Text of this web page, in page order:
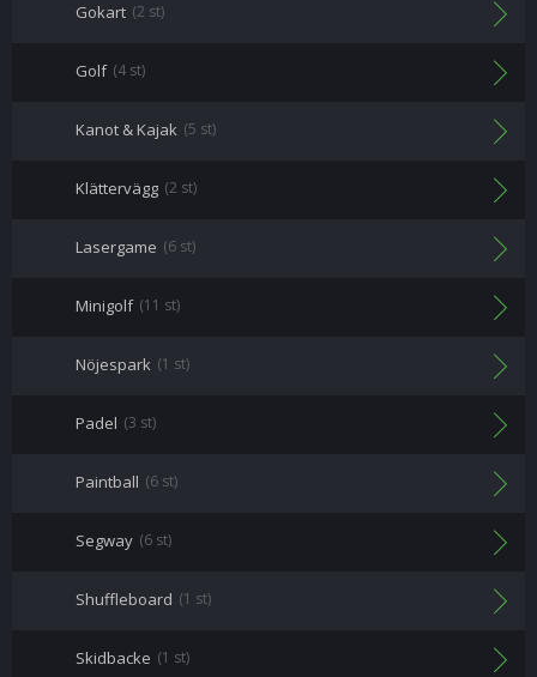
Gokart (2 st)
Golf (4 st)
Kanot & Kajak (5 st)
Klättervägg (2 st)
Lasergame (6 st)
Minigolf (11 st)
Nöjespark (1 st)
Padel (3 st)
Paintball (6 st)
Segway (6 st)
Shuffleboard (1 st)
Skidbacke (1 st)